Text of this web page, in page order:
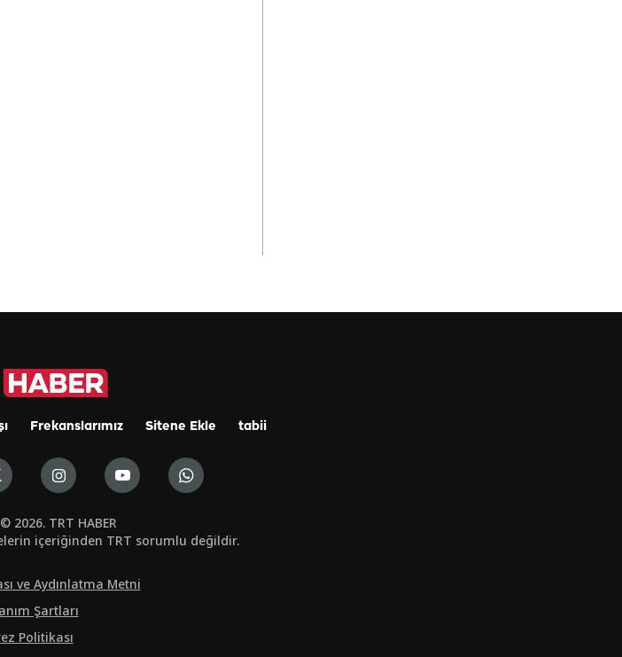
Frekanslarımız Sitene Ekle tabii
2026. TRT HABER
içeriğinden TRT sorumlu değildir.
ve Aydınlatma Metni
Şartları
Politikası